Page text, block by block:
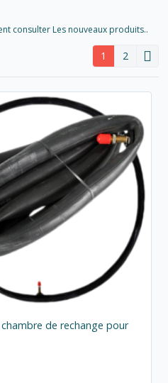
consulter Les nouveaux produits..
1 2
de rechange pour